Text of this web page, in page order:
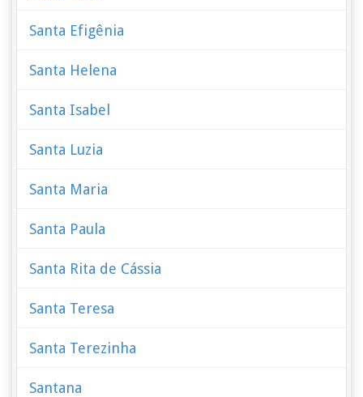
Santa Efigênia
Santa Helena
Santa Isabel
Santa Luzia
Santa Maria
Santa Paula
Santa Rita de Cássia
Santa Teresa
Santa Terezinha
Santana